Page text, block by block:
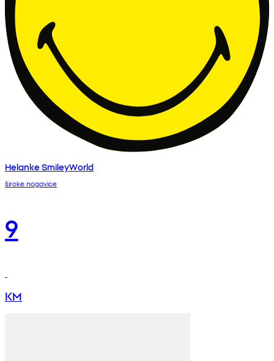
Helanke SmileyWorld
široke nogavice
9
KM